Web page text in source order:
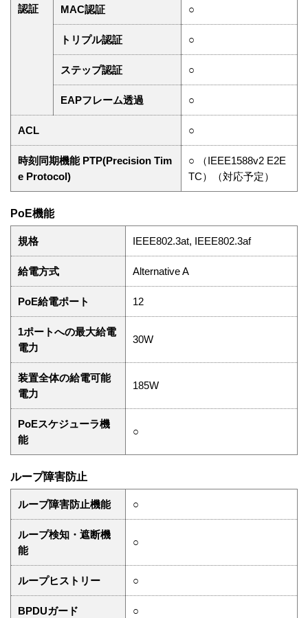
認証 MAC認証 ○
トリプル認証 ○
ステップ認証 ○
EAPフレーム透過 ○
ACL ○
時刻同期機能 PTP(Precision Tim
e Protocol)
○ （IEEE1588v2 E2E
TC）（対応予定）
PoE機能
規格 IEEE802.3at, IEEE802.3af
給電方式 Alternative A
PoE給電ポート 12
1ポートへの最大給電
電力
30W
装置全体の給電可能
電力
185W
PoEスケジューラ機
能
○
ループ障害防止
ループ障害防止機能 ○
ループ検知・遮断機
能
○
ループヒストリー ○
BPDUガード ○